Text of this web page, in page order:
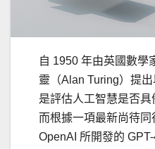
自 1950 年由英國數學
靈（Alan Turing）提
是評估人工智慧是否具
而根據一項最新尚待同
OpenAI 所開發的